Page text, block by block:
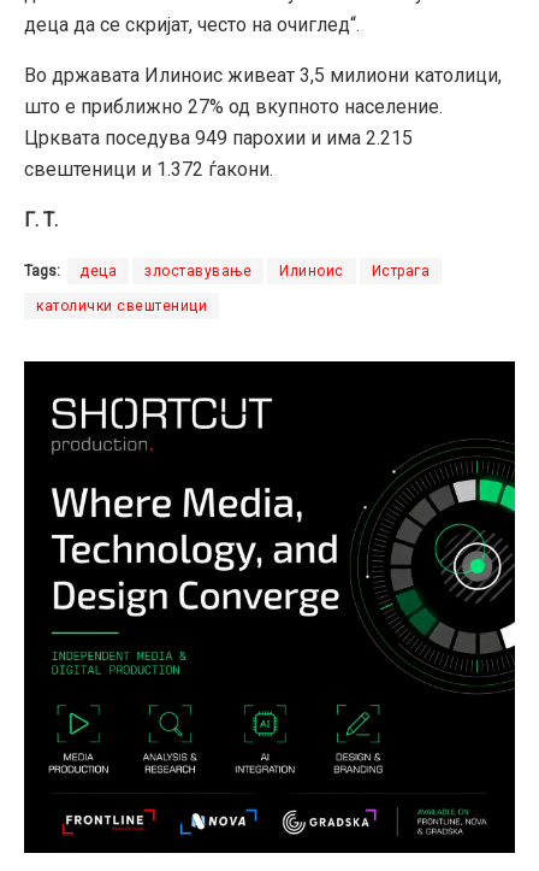
деца да се скријат, често на очиглед“.
Во државата Илиноис живеат 3,5 милиони католици,
што е приближно 27% од вкупното население.
Црквата поседува 949 парохии и има 2.215
свештеници и 1.372 ѓакони.
Г. Т.
Tags: деца злоставување Илиноис Истрага
католички свештеници